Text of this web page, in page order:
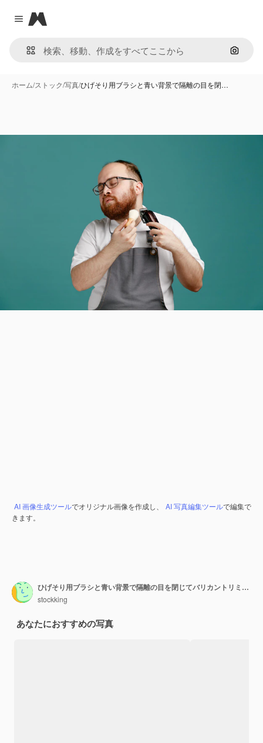
Close menu
Magnific
画像で
ホーム/ストック/写真/ひげそり用ブラシと青い背景で隔離の目を閉…
AI 画像生成ツールでオリジナル画像を作成し、 AI 写真編集ツールで編集で
きます。
ひげそり用ブラシと青い背景で隔離の目を閉じてバリカントリミング顔を保持している制服と眼鏡を身に着けている穏やかな若い理髪店
stockking
あなたにおすすめの写真